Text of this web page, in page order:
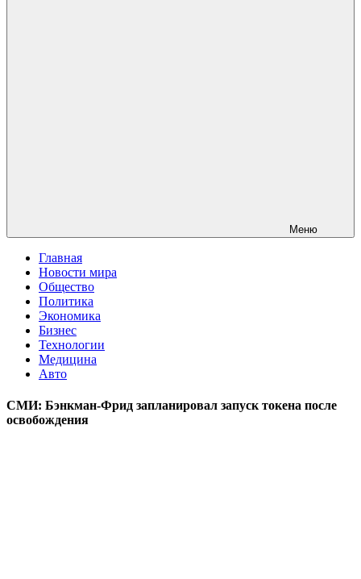
Меню
Главная
Новости мира
Общество
Политика
Экономика
Бизнес
Технологии
Медицина
Авто
СМИ: Бэнкман-Фрид запланировал запуск токена после
освобождения